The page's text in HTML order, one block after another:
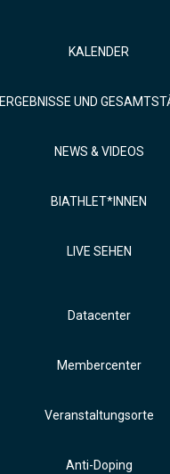
KALENDER
ERGEBNISSE UND
NEWS & VIDEOS
BIATHLET*INNEN
LIVE SEHEN
Datacenter
Membercenter
Veranstaltungsorte
Anti-Doping